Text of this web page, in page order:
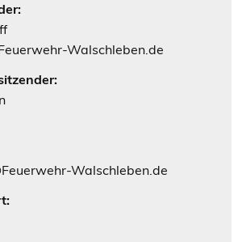
Walschleben.de
Walschleben.de